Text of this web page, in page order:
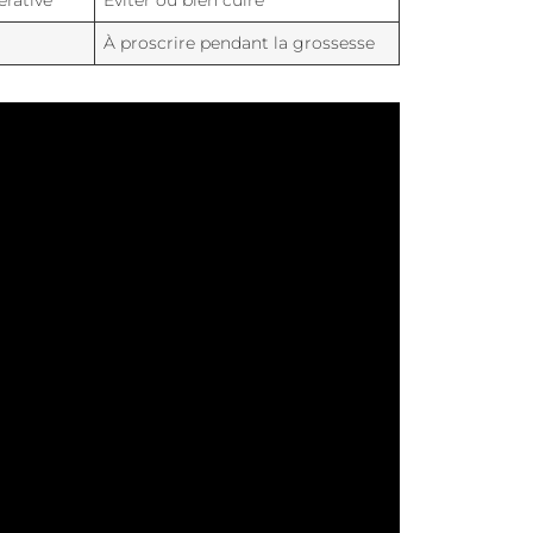
À proscrire pendant la grossesse